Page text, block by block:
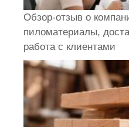
Обзор-отзыв о
пиломатериалы,
работа с клиентами